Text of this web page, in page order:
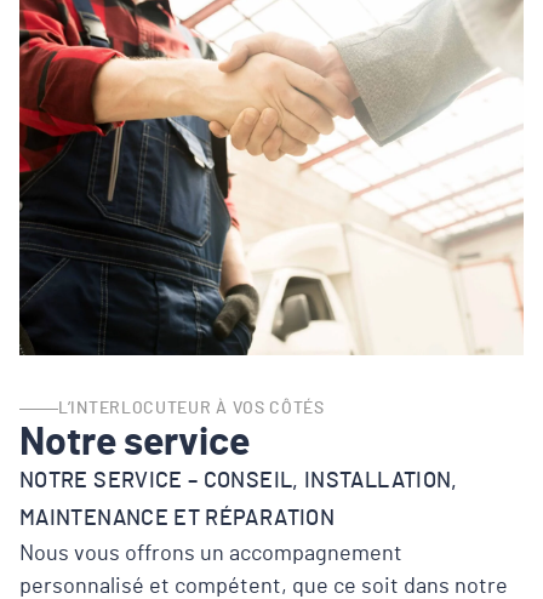
L’INTERLOCUTEUR À VOS CÔTÉS
Notre service
NOTRE SERVICE – CONSEIL, INSTALLATION,
MAINTENANCE ET RÉPARATION
Nous vous offrons un accompagnement
personnalisé et compétent, que ce soit dans notre